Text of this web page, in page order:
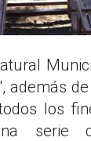
además
los
serie